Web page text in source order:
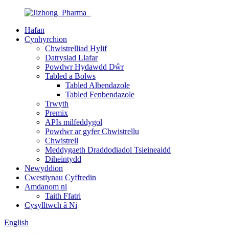
Hafan
Cynhyrchion
Chwistrelliad Hylif
Datrysiad Llafar
Powdwr Hydawdd Dŵr
Tabled a Bolws
Tabled Albendazole
Tabled Fenbendazole
Trwyth
Premix
APIs milfeddygol
Powdwr ar gyfer Chwistrellu
Chwistrell
Meddygaeth Draddodiadol Tsieineaidd
Diheintydd
Newyddion
Cwestiynau Cyffredin
Amdanom ni
Taith Ffatri
Cysylltwch â Ni
English